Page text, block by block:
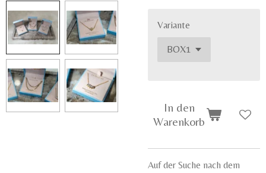
Variante
In den
Warenkorb
Auf der Suche nach dem